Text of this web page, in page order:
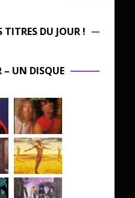
TITRES DU JOUR !
– UN DISQUE